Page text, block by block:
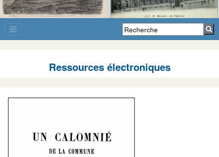
Ressources électroniques